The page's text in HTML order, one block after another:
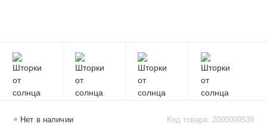
Нет в наличии Код товара: 2000009539